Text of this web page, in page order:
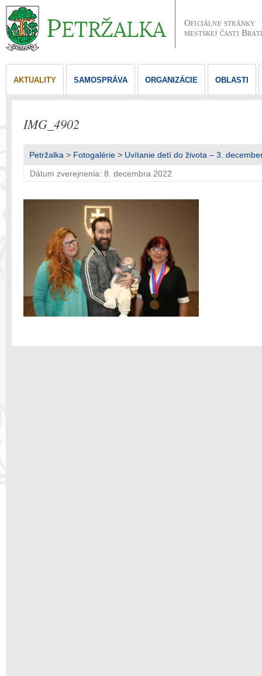
Oficiálne stránky
mestskej časti
AKTUALITY SAMOSPRÁVA ORGANIZÁCIE OBLASTI
IMG_4902
Petržalka > Fotogalérie > Uvítanie detí do života – 3.
Dátum zverejnenia: 8. decembra 2022